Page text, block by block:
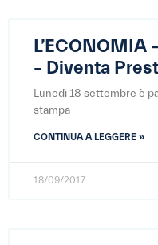
L’ECONOMIA
– Diventa
Lunedì 18 settembre è
stampa
CONTINUA A LEGGERE »
18/09/2017